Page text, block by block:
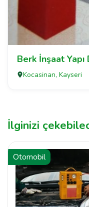
Berk İnşaat
Kocasinan, Kayseri
İlginizi
Otomobil